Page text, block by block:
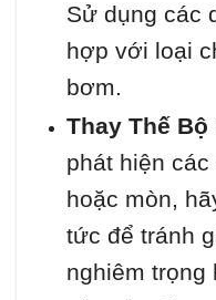
Sử dụng các
hợp với loại
bơm.
Thay Thế Bộ
phát hiện
hoặc mòn,
tức để tránh
nghiêm trọng